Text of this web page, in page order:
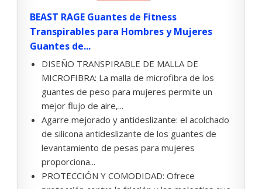
BEAST RAGE Guantes de Fitness
Transpirables para Hombres y Mujeres
Guantes de...
DISEÑO TRANSPIRABLE DE MALLA DE
MICROFIBRA: La malla de microfibra de los
guantes de peso para mujeres permite un
mejor flujo de aire,...
Agarre mejorado y antideslizante: el acolchado
de silicona antideslizante de los guantes de
levantamiento de pesas para mujeres
proporciona...
PROTECCIÓN Y COMODIDAD: Ofrece